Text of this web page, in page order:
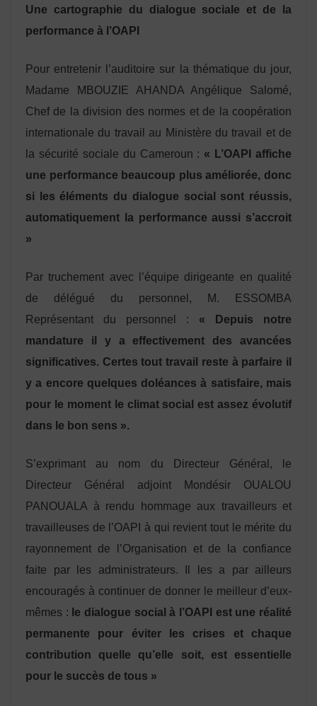
Une cartographie du dialogue sociale et de la
performance à l’OAPI
Pour entretenir l’auditoire sur la thématique du jour,
Madame MBOUZIE AHANDA Angélique Salomé,
Chef de la division des normes et de la coopération
internationale du travail au Ministère du travail et de
la sécurité sociale du Cameroun : « L’OAPI affiche
une performance beaucoup plus améliorée, donc
si les éléments du dialogue social sont réussis,
automatiquement la performance aussi s’accroit
»
Par truchement avec l’équipe dirigeante en qualité
de délégué du personnel, M. ESSOMBA
Représentant du personnel : « Depuis notre
mandature il y a effectivement des avancées
significatives. Certes tout travail reste à parfaire il
y a encore quelques doléances à satisfaire, mais
pour le moment le climat social est assez évolutif
dans le bon sens ».
S’exprimant au nom du Directeur Général, le
Directeur Général adjoint Mondésir OUALOU
PANOUALA à rendu hommage aux travailleurs et
travailleuses de l’OAPI à qui revient tout le mérite du
rayonnement de l’Organisation et de la confiance
faite par les administrateurs. Il les a par ailleurs
encouragés à continuer de donner le meilleur d’eux-
mêmes : le dialogue social à l’OAPI est une réalité
permanente pour éviter les crises et chaque
contribution quelle qu’elle soit, est essentielle
pour le succès de tous »